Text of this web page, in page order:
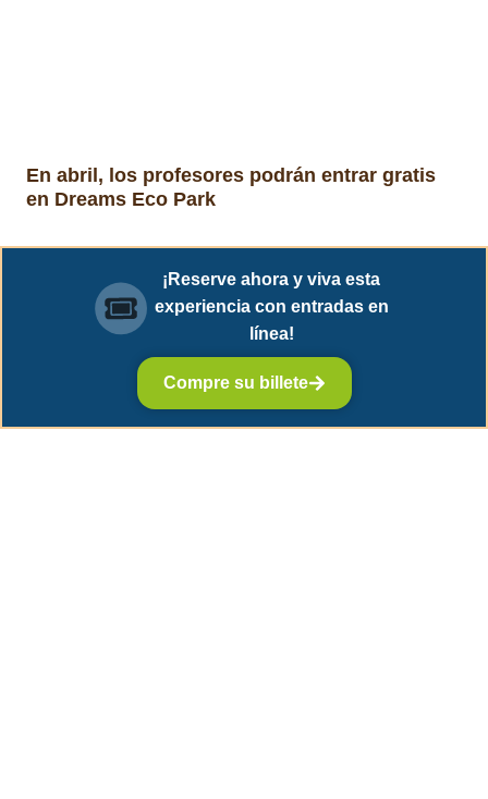
En abril, los profesores podrán entrar gratis
en Dreams Eco Park
¡Reserve ahora y viva esta
experiencia con entradas en
línea!
Compre su billete